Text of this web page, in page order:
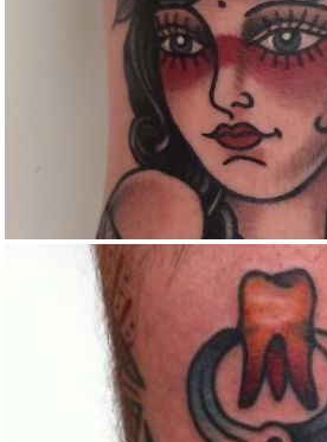
TRADITIONAL GIRL
Color Traditional
OLDSCHOOL TOOTH
Color Traditional